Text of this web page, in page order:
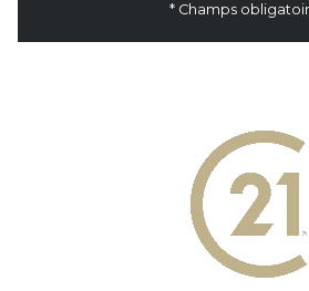
* Champs